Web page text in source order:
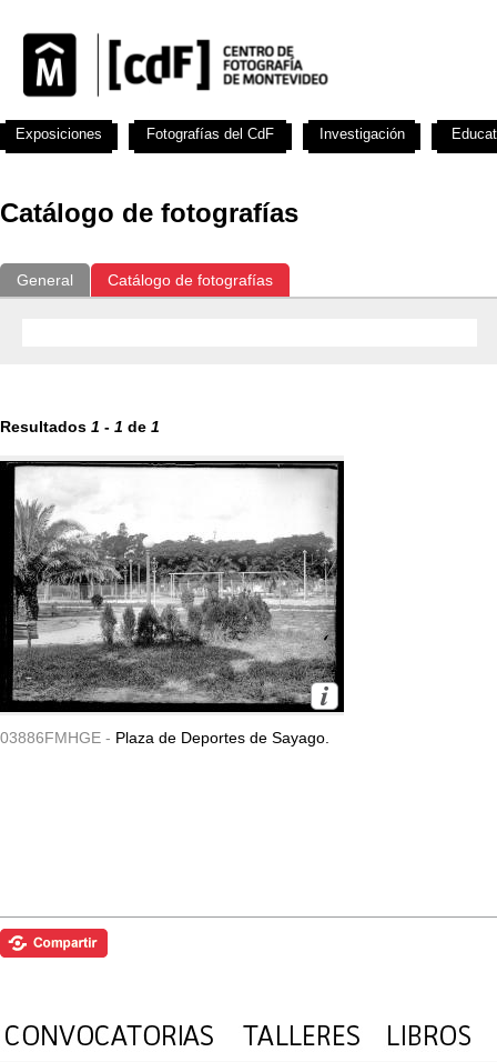
Catálogo de fotografías
General Catálogo de fotografías
Resultados 1 - 1 de 1
03886FMHGE - Plaza de Deportes de Sayago.
Exposiciones Fotografías del CdF Investigación